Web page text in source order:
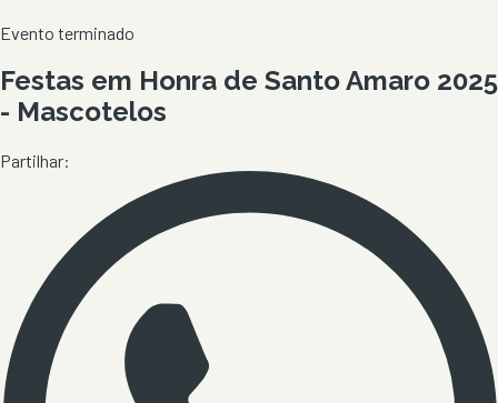
Evento terminado
Festas em Honra de Santo Amaro 2025
- Mascotelos
Partilhar: